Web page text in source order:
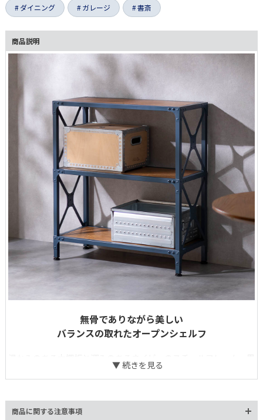
ダイニング ガレージ 書斎
商品説明
無骨でありながら美しい
バランスの取れたオープンシェルフ
温かみのある木棚板と深みのあるネイビーのスチールフレーム。異
素材のコントラストが生む存在感が空間を引き締めます。お気に入
りの雑貨や本、グリーンを飾りながら収納できるオープン設計。視
にも自然に馴染みます。
商品に関する注意事項